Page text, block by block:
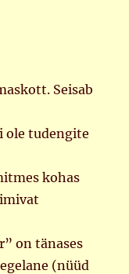
Seisab
ole tudengite
kohas
on tänases
(nüüd